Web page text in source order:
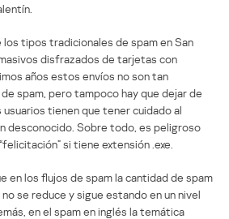
los tipos tradicionales de spam en San
disfrazados de tarjetas con
años estos envíos no son tan
spam, pero tampoco hay que dejar de
tienen que tener cuidado al
desconocido. Sobre todo, es peligroso
si tiene extensión .exe.
en los flujos de spam la cantidad de spam
se reduce y sigue estando en un nivel
en el spam en inglés la temática